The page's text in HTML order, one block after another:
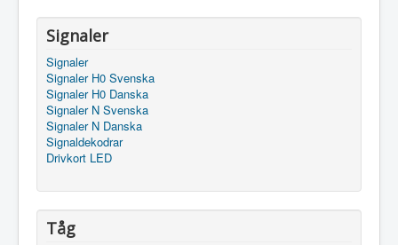
Signaler
Signaler
Signaler H0 Svenska
Signaler H0 Danska
Signaler N Svenska
Signaler N Danska
Signaldekodrar
Drivkort LED
Tåg